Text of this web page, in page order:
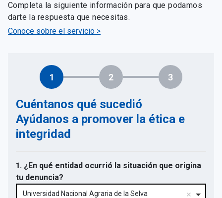
Completa la siguiente información para que podamos
darte la respuesta que necesitas.
Conoce sobre el servicio >
1 2 3
Cuéntanos qué sucedió
Ayúdanos a promover la ética e
integridad
1. ¿En qué entidad ocurrió la situación que origina
tu denuncia?
Universidad Nacional Agraria de la Selva